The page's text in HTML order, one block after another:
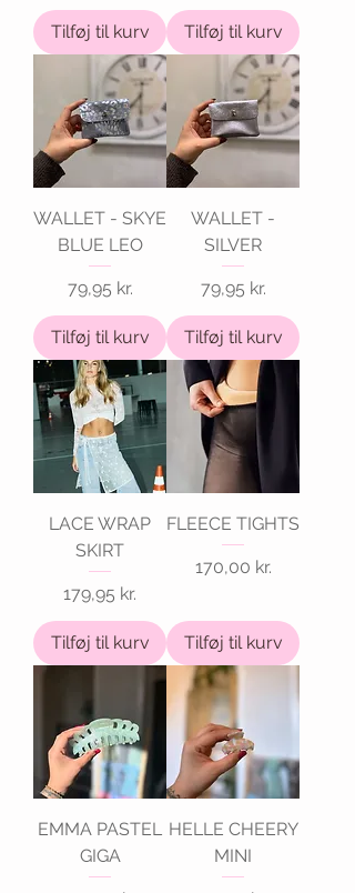
Tilføj til kurv Tilføj til kurv
WALLET - SKYE
BLUE LEO
Pris
79,95 kr.
Tilføj til kurv
WALLET -
SILVER
Pris
79,95 kr.
Tilføj til kurv
LACE WRAP
SKIRT
Pris
179,95 kr.
Tilføj til kurv
FLEECE TIGHTS
Pris
170,00 kr.
Tilføj til kurv
EMMA PASTEL
GIGA
HELLE CHEERY
MINI